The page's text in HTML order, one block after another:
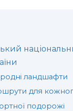
ландшафти
для
подорожі